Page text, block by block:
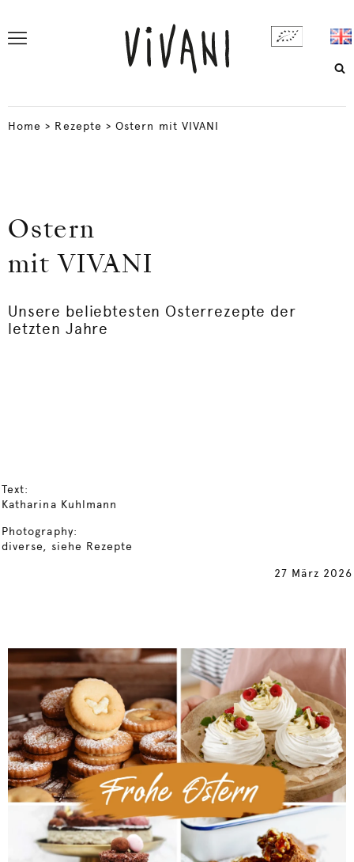
Home > Rezepte >Ostern mit VIVANI
Ostern
mit VIVANI
Unsere beliebtesten Osterrezepte der
letzten Jahre
Text:
Katharina Kuhlmann
Photography:
diverse, siehe Rezepte
27 März 2026